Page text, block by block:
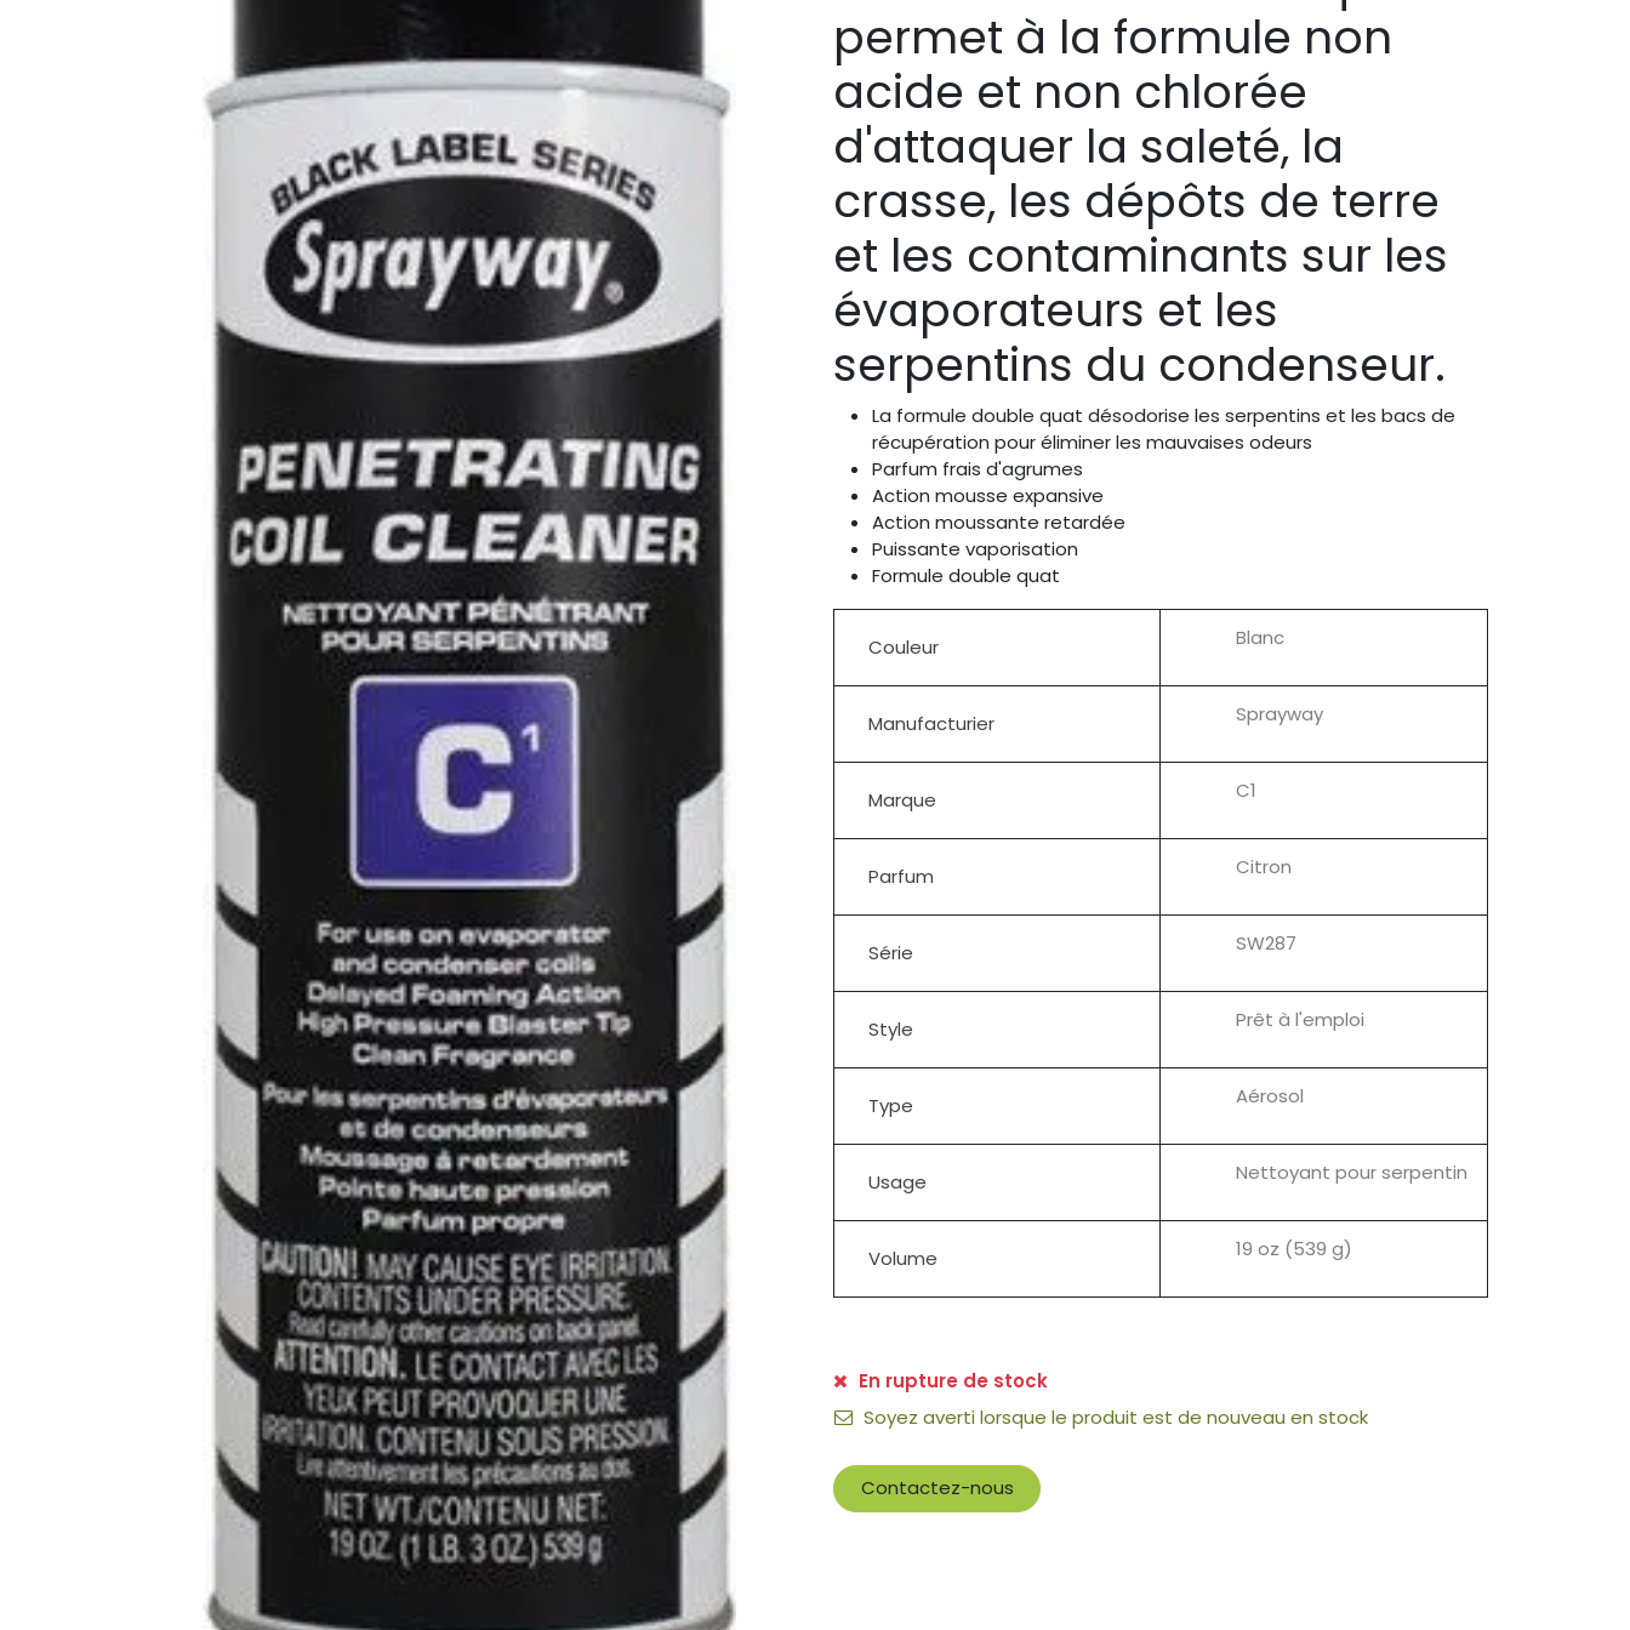
permet à la formule non
acide et non chlorée
d'attaquer la saleté, la
crasse, les dépôts de terre
et les contaminants sur les
évaporateurs et les
serpentins du condenseur.
La formule double quat désodorise les serpentins et les bacs de
récupération pour éliminer les mauvaises odeurs
Parfum frais d'agrumes
Action mousse expansive
Action moussante retardée
Puissante vaporisation
Formule double quat
Couleur Blanc
Manufacturier Sprayway
Marque C1
Parfum Citron
Série SW287
Style Prêt à l'emploi
Type Aérosol
Usage Nettoyant pour serpentin
Volume 19 oz (539 g)
En rupture de stock
Soyez averti lorsque le produit est de nouveau en stock
Contactez-nous